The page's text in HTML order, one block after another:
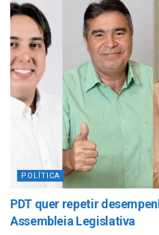
POLÍTICA
PDT quer repetir
Assembleia Legislativa